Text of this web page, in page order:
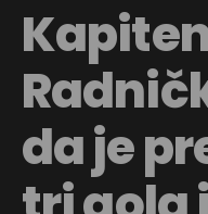
da je